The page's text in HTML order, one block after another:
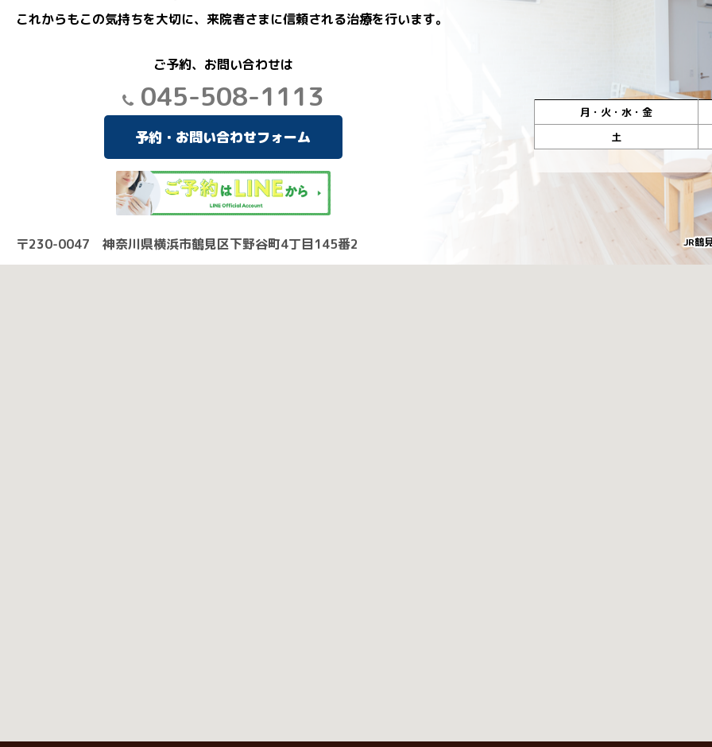
これからもこの気持ちを大切に、来院者さまに信頼される治療を行います。
ご予約、お問い合わせは
045-508-1113
予約・お問い合わせフォーム
月・火・水・金
土
〒230-0047 神奈川県横浜市鶴見区下野谷町4丁目145番2 JR鶴